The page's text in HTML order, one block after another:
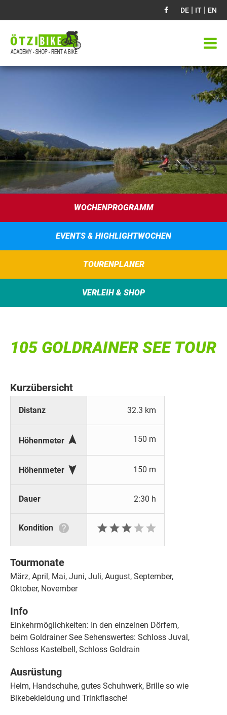
DE | IT | EN
WOCHENPROGRAMM
EVENTS & HIGHLIGHTWOCHEN
TOURENPLANER
VERLEIH & SHOP
105 GOLDRAINER SEE TOUR
Kurzübersicht
Distanz 32.3 km
Höhenmeter  150 m
Höhenmeter  150 m
Dauer 2:30 h
Kondition  
Tourmonate
März, April, Mai, Juni, Juli, August, September,
Oktober, November
Info
Einkehrmöglichkeiten: In den einzelnen Dörfern,
beim Goldrainer See Sehenswertes: Schloss Juval,
Schloss Kastelbell, Schloss Goldrain
Ausrüstung
Helm, Handschuhe, gutes Schuhwerk, Brille so wie
Bikebekleidung und Trinkflasche!